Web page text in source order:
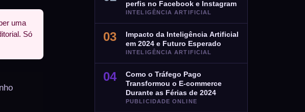
uma
Só
perfis no Facebook e Instagram
INTELIGÊNCIA ARTIFICIAL
03
Impacto da Inteligência Artificial
em 2024 e Futuro Esperado
INTELIGÊNCIA ARTIFICIAL
04
Como o Tráfego Pago
Transformou o E-commerce
Durante as Férias de 2024
PUBLICIDADE ONLINE